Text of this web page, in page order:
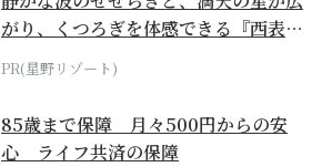
がり、くつろぎを体感できる『西表島
ホテル by...
PR(星野リゾート)
85歳まで保障 月々500円からの安
心 ライフ共済の保障